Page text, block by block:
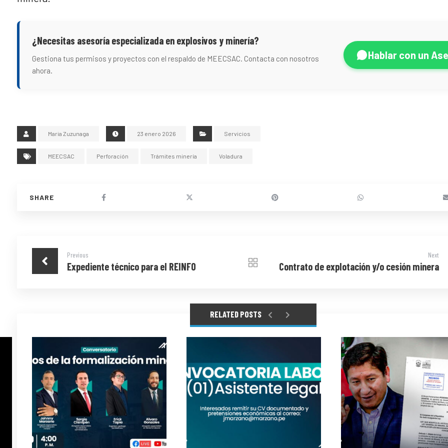
¿Necesitas asesoría especializada en explosivos y minería?
Gestiona tus permisos y proyectos con el respaldo de MEECSAC. Contacta con nosotros
ahora.
Hablar con un
Maria Zuzunaga 23 enero 2026 Servicios
MEECSAC Perforación Trámites minería Voladura
Previous
Expediente técnico para el REINFO
Next
Contrato de explotación y/o cesión minera
RELATED POSTS